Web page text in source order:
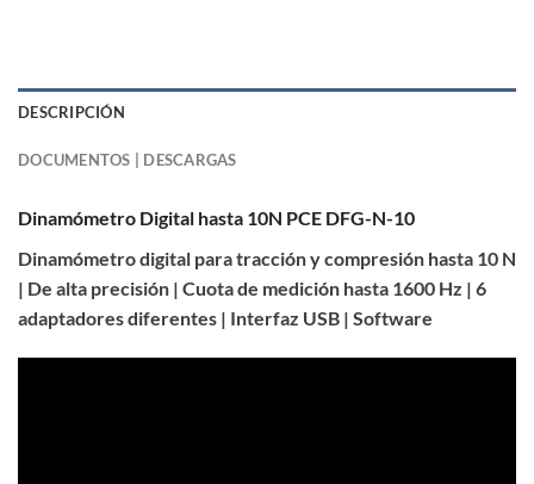
DESCRIPCIÓN
DOCUMENTOS | DESCARGAS
Dinamómetro Digital hasta 10N PCE DFG-N-10
Dinamómetro digital para tracción y compresión hasta 10 N
| De alta precisión | Cuota de medición hasta 1600 Hz | 6
adaptadores diferentes | Interfaz USB | Software